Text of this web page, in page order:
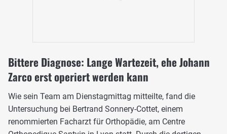
Bittere Diagnose: Lange Wartezeit, ehe Johann
Zarco erst operiert werden kann
Wie sein Team am Dienstagmittag mitteilte, fand die
Untersuchung bei Bertrand Sonnery-Cottet, einem
renommierten Facharzt für Orthopädie, am Centre